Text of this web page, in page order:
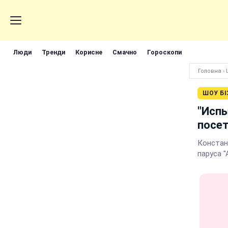
Люди Тренди Корисне Смачно Гороскопи
Головна ›
ШОУ
паруса